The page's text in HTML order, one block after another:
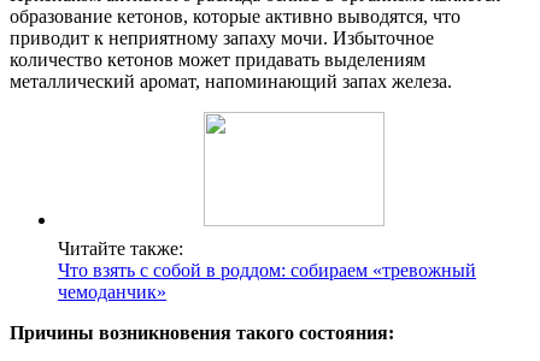
образование кетонов, которые активно выводятся, что
приводит к неприятному запаху мочи. Избыточное
количество кетонов может придавать выделениям
металлический аромат, напоминающий запах железа.
Читайте также:
Что взять с собой в роддом: собираем «тревожный
чемоданчик»
Причины возникновения такого состояния: